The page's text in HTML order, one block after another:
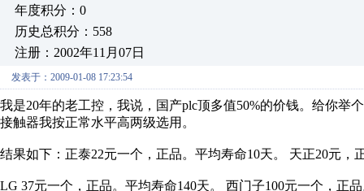
年度积分：0
历史总积分：558
注册：2002年11月07日
发表于：2009-01-08 17:23:54
我是20年的老工控，我说，国产plc顶多值50%的价钱。给你举
接触器我按正常水平高两级选用。
结果如下：正泰22元一个，正品。平均寿命10天。 天正20元，
LG 37元一个，正品。平均寿命140天。 西门子100元一个，正